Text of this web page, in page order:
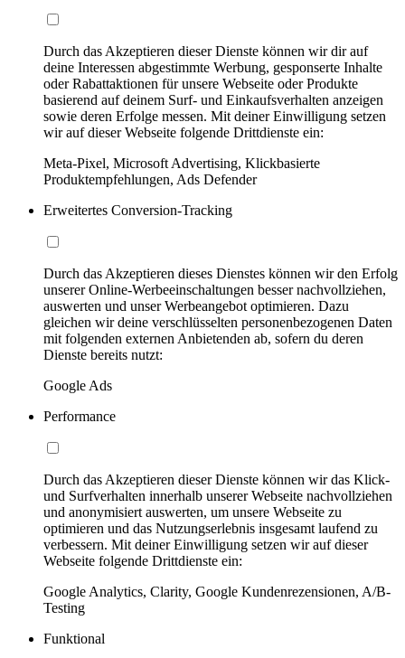
Durch das Akzeptieren dieser Dienste können wir dir auf
deine Interessen abgestimmte Werbung, gesponserte Inhalte
oder Rabattaktionen für unsere Webseite oder Produkte
basierend auf deinem Surf- und Einkaufsverhalten anzeigen
sowie deren Erfolge messen. Mit deiner Einwilligung setzen
wir auf dieser Webseite folgende Drittdienste ein:
Meta-Pixel, Microsoft Advertising, Klickbasierte
Produktempfehlungen, Ads Defender
Erweitertes Conversion-Tracking
Durch das Akzeptieren dieses Dienstes können wir den Erfolg
unserer Online-Werbeeinschaltungen besser nachvollziehen,
auswerten und unser Werbeangebot optimieren. Dazu
gleichen wir deine verschlüsselten personenbezogenen Daten
mit folgenden externen Anbietenden ab, sofern du deren
Dienste bereits nutzt:
Google Ads
Performance
Durch das Akzeptieren dieser Dienste können wir das Klick-
und Surfverhalten innerhalb unserer Webseite nachvollziehen
und anonymisiert auswerten, um unsere Webseite zu
optimieren und das Nutzungserlebnis insgesamt laufend zu
verbessern. Mit deiner Einwilligung setzen wir auf dieser
Webseite folgende Drittdienste ein:
Google Analytics, Clarity, Google Kundenrezensionen, A/B-
Testing
Funktional